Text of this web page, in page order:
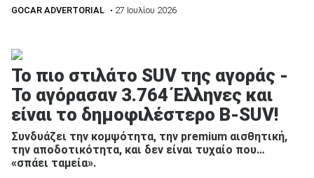
ΑΝΑΖΗΤΗΣΗ
Επιχειρήσεις
GOCAR ADVERTORIAL • 27 Ιουλίου 2026
Το πιο στιλάτο SUV της αγοράς -
Το αγόρασαν 3.764 Έλληνες και
είναι το δημοφιλέστερο B-SUV!
Συνδυάζει την κομψότητα, την premium αισθητική,
την αποδοτικότητα, και δεν είναι τυχαίο που…
«σπάει ταμεία».